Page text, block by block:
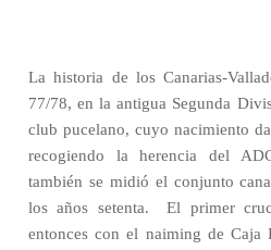
La historia de los Canarias-
77/78, en la antigua Segunda
club pucelano, cuyo nacimiento
recogiendo la herencia del
también se midió el conjunto
los años setenta.
El primer
entonces con el naiming de